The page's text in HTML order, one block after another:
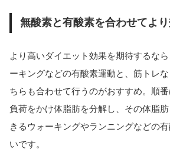
無酸素と有酸素を合わせてよ
より高いダイエット効果を期待するな
ーキングなどの有酸素運動と、筋トレ
ちらも合わせて行うのがおすすめ。順
負荷をかけ体脂肪を分解し、その体脂
きるウォーキングやランニングなどの
いです。